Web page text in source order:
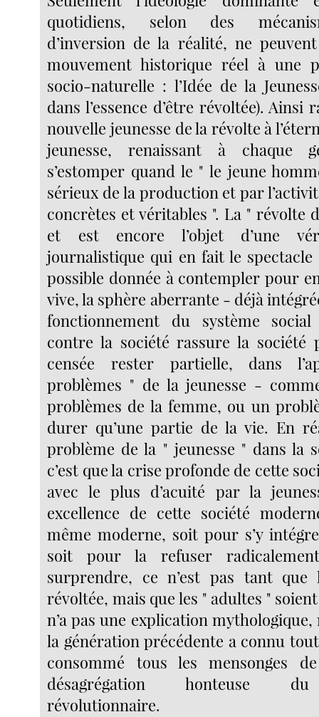
quotidiens, selon des
d’inversion de la réalité, ne
mouvement historique réel à une
socio-naturelle : l’Idée de la
dans l’essence d’être révoltée).
nouvelle jeunesse de la révolte à
jeunesse, renaissant à chaque
s’estomper quand le " le jeune
sérieux de la production et par
concrètes et véritables ". La " révolte
et est encore l’objet d’une
journalistique qui en fait le spectacle
possible donnée à contempler pour
vive, la sphère aberrante - déjà
fonctionnement du système
contre la société rassure la société
censée rester partielle, dans
problèmes " de la jeunesse -
problèmes de la femme, ou un
durer qu’une partie de la vie. En
problème de la " jeunesse " dans la
c’est que la crise profonde de cette
avec le plus d’acuité par la
excellence de cette société
même moderne, soit pour s’y
soit pour la refuser
surprendre, ce n’est pas tant que
révoltée, mais que les " adultes "
n’a pas une explication
la génération précédente a connu
consommé tous les mensonges
désagrégation honteuse
révolutionnaire.